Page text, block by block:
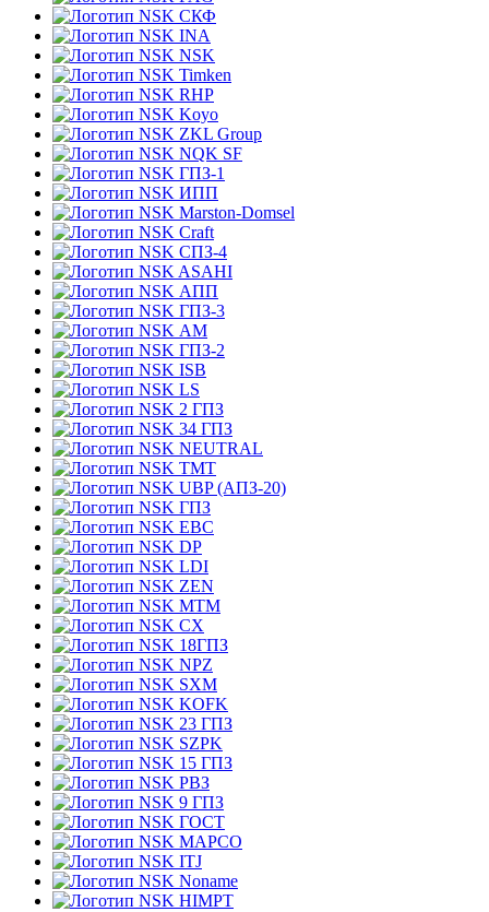
СКФ
INA
NSK
Timken
RHP
Koyo
ZKL Group
NQK SF
ГПЗ-1
ИПП
Marston-Domsel
Craft
СПЗ-4
ASAHI
АПП
ГПЗ-3
АМ
ГПЗ-2
ISB
LS
2 ГПЗ
34 ГПЗ
NEUTRAL
TMT
UBP (АПЗ-20)
ГПЗ
EBC
DP
LDI
ZEN
MTM
CX
18ГПЗ
NPZ
SXM
KOFK
23 ГПЗ
SZPK
15 ГПЗ
РВЗ
9 ГПЗ
ГОСТ
MAPCO
ITJ
Noname
HIMPT